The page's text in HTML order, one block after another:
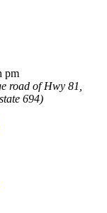
pm
road of Hwy 81,
694)